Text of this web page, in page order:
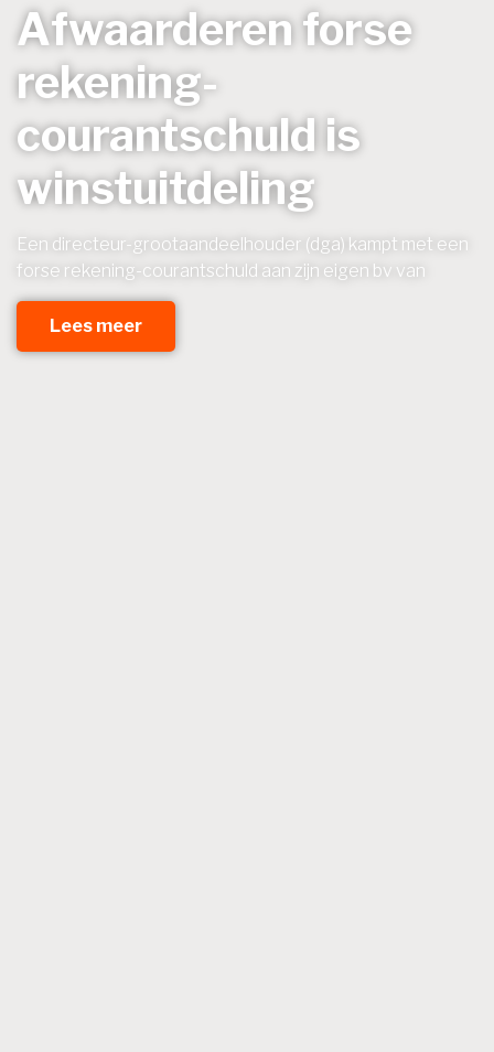
Afwaarderen forse
rekening-
courantschuld is
winstuitdeling
Een directeur-grootaandeelhouder (dga) kampt met een
forse rekening-courantschuld aan zijn eigen bv van
Lees meer